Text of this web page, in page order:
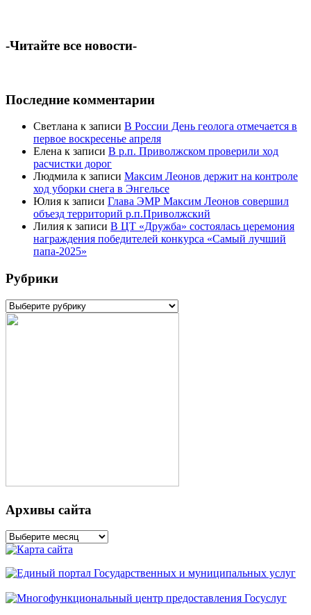
-Читайте все новости-
Последние комментарии
Светлана к записи В России День геолога отмечается в
первое воскресенье апреля
Елена к записи В р.п. Приволжском проверили ход
расчистки дорог
Людмила к записи Максим Леонов держит на контроле
ход уборки снега в Энгельсе
Юлия к записи Глава ЭМР Максим Леонов совершил
объезд территорий р.п.Приволжский
Лилия к записи В ЦТ «Дружба» состоялась церемония
награждения победителей конкурса «Самый лучший
папа-2025»
Рубрики
Рубрики
Архивы сайта
Архивы
сайта